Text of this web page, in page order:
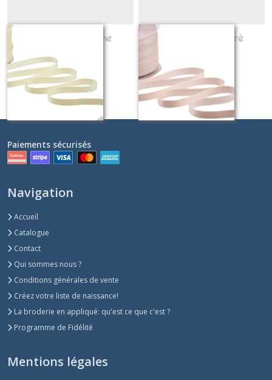
ruban champagne
Sur demande
ruban rose poudré
Sur demande
Paiements sécurisés
Navigation
Accueil
Catalogue
Contact
Qui sommes nous ?
Conditions générales de vente
Créez votre liste de naissance!
La broderie en appliqué: qu'est ce que c'est ?
Programme de Fidélité
Mentions légales